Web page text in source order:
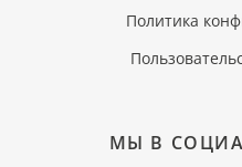
Политика
МЫ В